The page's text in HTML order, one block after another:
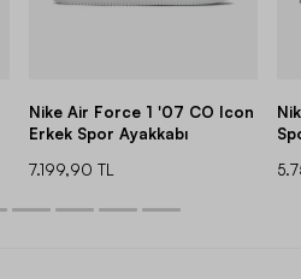
Nike Air Force 1 '07 CO Icon
Erkek Spor Ayakkabı
7.199,90 TL